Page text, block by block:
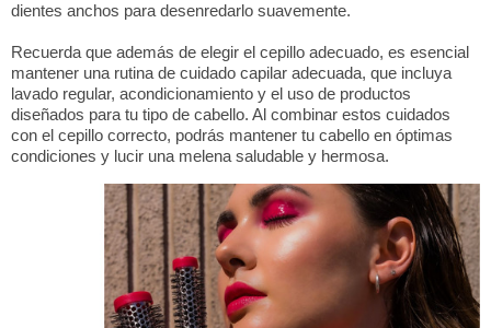
dientes anchos para desenredarlo suavemente.
Recuerda que además de elegir el cepillo adecuado, es esencial
mantener una rutina de cuidado capilar adecuada, que incluya
lavado regular, acondicionamiento y el uso de productos
diseñados para tu tipo de cabello. Al combinar estos cuidados
con el cepillo correcto, podrás mantener tu cabello en óptimas
condiciones y lucir una melena saludable y hermosa.